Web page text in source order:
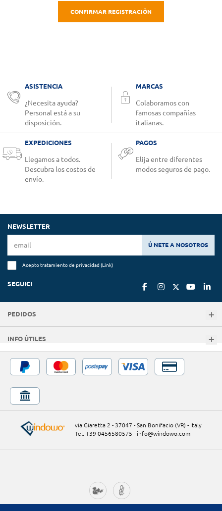
CONFIRMAR REGISTRACIÒN
ASISTENCIA
¿Necesita ayuda?
Personal está a su
disposición.
MARCAS
Colaboramos con
famosas compañías
italianas.
EXPEDICIONES
Llegamos a todos.
Descubra los costos de
envío.
PAGOS
Elija entre diferentes
modos seguros de pago.
NEWSLETTER
Ú NETE A NOSOTROS
Acepto tratamiento de privacidad (Link)
SEGUICI
PEDIDOS
INFO ÚTILES
via Giaretta 2 - 37047 - San Bonifacio (VR) - Italy
Tel. +39 0456580575 - info@windowo.com